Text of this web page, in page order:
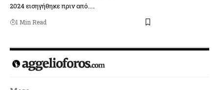
2024 εισηγήθηκε πριν από..…
1 Min Read